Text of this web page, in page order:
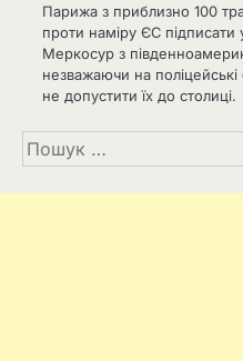
Парижа з приблизно 100
проти наміру ЄС підписати
Меркосур з
незважаючи на
не допустити їх до столиці.
Пошук: